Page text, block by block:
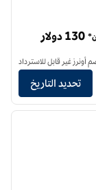
130 دولار
أونرز غير قابل للاسترداد
تحديد التاريخ
1
/
12
الصورة